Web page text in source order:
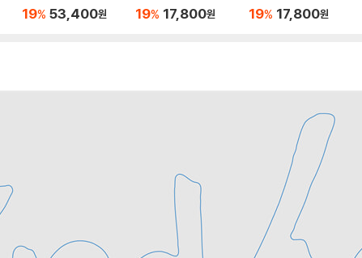
'Unexpected' (Phot
19% 53,400원
'Unexpected' (Phot
19% 17,800원
'Unexpected' (Phot
19% 17,800원